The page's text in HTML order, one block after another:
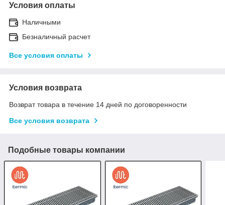
Условия оплаты
Наличными
Безналичный расчет
Все условия оплаты
Условия возврата
Возврат товара в течение 14 дней по договоренности
Все условия возврата
Подобные товары компании